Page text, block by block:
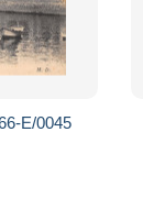
E/0045